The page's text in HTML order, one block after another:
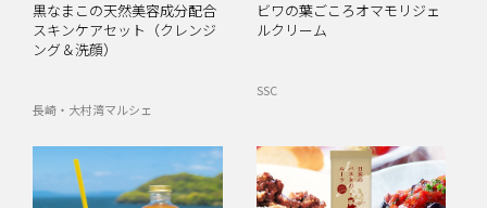
黒なまこの天然美容成分配合
スキンケアセット（クレンジ
ング＆洗顔）
長崎・大村湾マルシェ
ビワの葉ごころオマモリジェ
ルクリーム
SSC